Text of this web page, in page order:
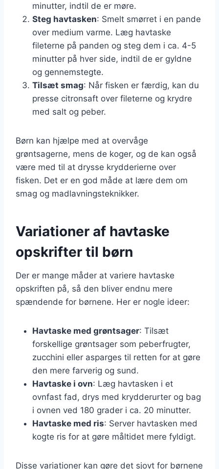
minutter, indtil de er møre.
Steg havtasken: Smelt smørret i en pande
over medium varme. Læg havtaske
fileterne på panden og steg dem i ca. 4-5
minutter på hver side, indtil de er gyldne
og gennemstegte.
Tilsæt smag: Når fisken er færdig, kan du
presse citronsaft over fileterne og krydre
med salt og peber.
Børn kan hjælpe med at overvåge
grøntsagerne, mens de koger, og de kan også
være med til at drysse krydderierne over
fisken. Det er en god måde at lære dem om
smag og madlavningsteknikker.
Variationer af havtaske
opskrifter til børn
Der er mange måder at variere havtaske
opskriften på, så den bliver endnu mere
spændende for børnene. Her er nogle ideer:
Havtaske med grøntsager: Tilsæt
forskellige grøntsager som peberfrugter,
zucchini eller asparges til retten for at gøre
den mere farverig og sund.
Havtaske i ovn: Læg havtasken i et
ovnfast fad, drys med krydderurter og bag
i ovnen ved 180 grader i ca. 20 minutter.
Havtaske med ris: Server havtasken med
kogte ris for at gøre måltidet mere fyldigt.
Disse variationer kan gøre det sjovt for børnene